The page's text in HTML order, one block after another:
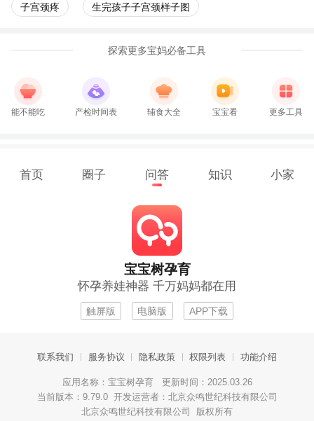
子宫颈疼 生完孩子子宫颈样子图
探索更多宝妈必备工具
能不能吃 产检时间表 辅食大全 宝宝看 更多工具
首页 圈子 问答 知识 小家
宝宝树孕育
怀孕养娃神器 千万妈妈都在用
触屏版 电脑版 APP下载
联系我们 服务协议 隐私政策 权限列表 功能介绍
应用名称：宝宝树孕育 更新时间：2025.03.26
当前版本：9.79.0 开发运营者：北京众鸣世纪科技有限公司
北京众鸣世纪科技有限公司 版权所有